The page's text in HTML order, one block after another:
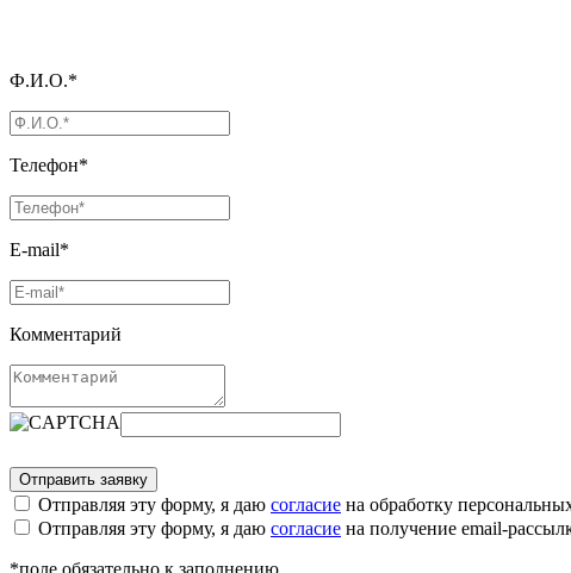
Ф.И.О.*
Телефон*
E-mail*
Комментарий
Отправляя эту форму, я даю согласие на обработку
Отправляя эту форму, я даю согласие на получение email-